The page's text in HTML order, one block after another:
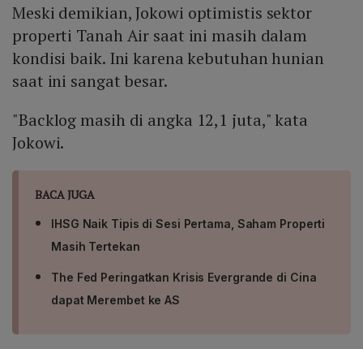
Meski demikian, Jokowi optimistis sektor
properti Tanah Air saat ini masih dalam
kondisi baik. Ini karena kebutuhan hunian
saat ini sangat besar.
"Backlog masih di angka 12,1 juta," kata
Jokowi.
BACA JUGA
IHSG Naik Tipis di Sesi Pertama, Saham Properti
Masih Tertekan
The Fed Peringatkan Krisis Evergrande di Cina
dapat Merembet ke AS